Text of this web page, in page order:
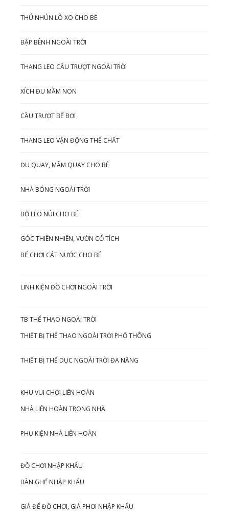
THÚ NHÚN LÒ XO CHO BÉ
BẬP BÊNH NGOÀI TRỜI
THANG LEO CẦU TRƯỢT NGOÀI TRỜI
XÍCH ĐU MẦM NON
CẦU TRƯỢT BỂ BƠI
THANG LEO VẬN ĐỘNG THỂ CHẤT
ĐU QUAY, MÂM QUAY CHO BÉ
NHÀ BÓNG NGOÀI TRỜI
BỘ LEO NÚI CHO BÉ
GÓC THIÊN NHIÊN, VƯỜN CỔ TÍCH
BỂ CHƠI CÁT NƯỚC CHO BÉ
LINH KIỆN ĐỒ CHƠI NGOÀI TRỜI
TB THỂ THAO NGOÀI TRỜI
THIẾT BỊ THỂ THAO NGOÀI TRỜI PHỔ THÔNG
THIẾT BỊ THỂ DỤC NGOÀI TRỜI ĐA NĂNG
KHU VUI CHƠI LIÊN HOÀN
NHÀ LIÊN HOÀN TRONG NHÀ
PHỤ KIỆN NHÀ LIÊN HOÀN
ĐỒ CHƠI NHẬP KHẨU
BÀN GHẾ NHẬP KHẨU
GIÁ ĐỂ ĐỒ CHƠI, GIÁ PHƠI NHẬP KHẨU